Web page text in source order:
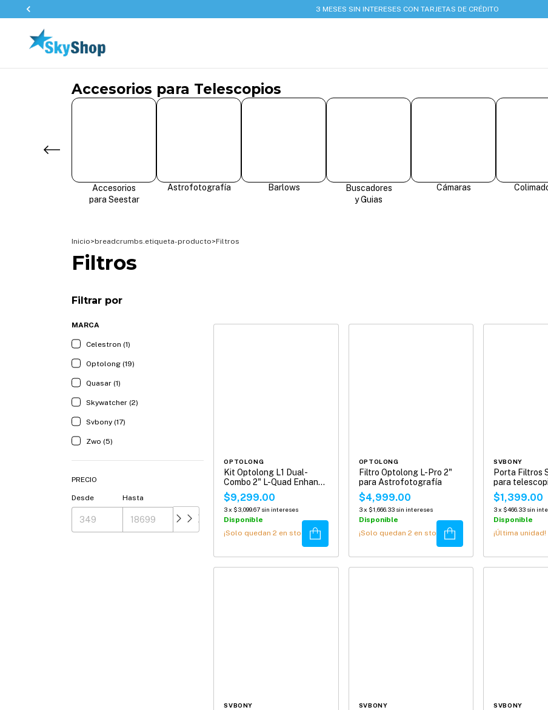
3 MESES SIN INTERESES CON TARJETAS DE CRÉDITO
Accesorios para Telescopios
Accesorios
para Seestar
Astrofotografía Barlows
Buscadores
y Guias
Cámaras
Inicio>breadcrumbs.etiqueta-producto>Filtros
Filtros
Filtrar por
MARCA
Celestron (1)
Optolong (19)
Quasar (1)
Skywatcher (2)
Svbony (17)
Zwo (5)
PRECIO
Desde Hasta
OPTOLONG
Kit Optolong L1 Dual-
Combo 2" L-Quad Enhance
+ L-Para
$9,299.00
3x $3,099.67 sin intereses
Disponible
¡Solo quedan2 en stock! Comprar
OPTOLONG
Filtro Optolong L-Pro 2"
para Astrofotografía
$4,999.00
3x $1,666.33 sin intereses
Disponible
¡Solo quedan 2 en stock! Comprar
SVBONY
Porta Filtros
para
M42
$1,399.00
3x $466.33 sin
Disponible
¡Última unidad!
SVBONY SVBONY SVBONY